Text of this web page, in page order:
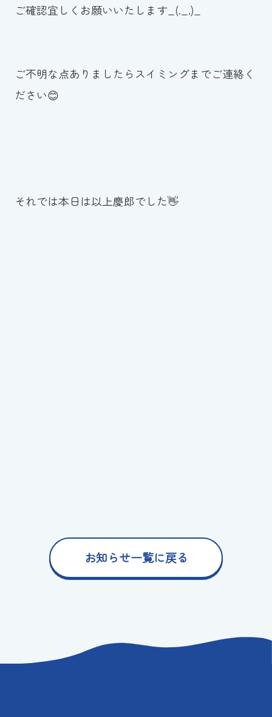
ご確認宜しくお願いいたします_(._.)_
ご不明な点ありましたらスイミングまでご連絡く
ださい😊
それでは本日は以上慶郎でした👋
お知らせ一覧に戻る